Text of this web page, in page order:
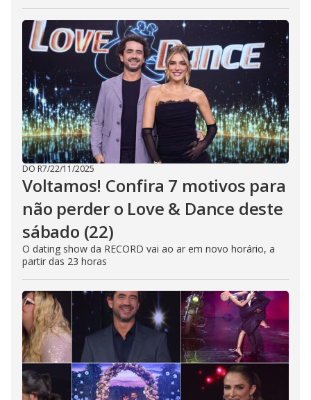
DO R7/22/11/2025
Voltamos! Confira 7 motivos para
não perder o Love & Dance deste
sábado (22)
O dating show da RECORD vai ao ar em novo horário, a
partir das 23 horas